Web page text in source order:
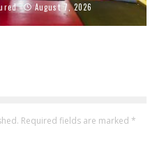
August 7, 2026
Required fields are marked *